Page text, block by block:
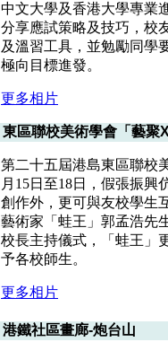
中文大學及香港大學專業
分享應試策略及技巧，校
及溫習工具，並勉勵同學
極向目標進發。
更多相片
東區聯校美術學會「藝聚
第二十五屆港島東區聯校
月15日至18日，假張振興
創作外，更可與友校學生
藝術家「蛙王」郭孟浩先
校長主持儀式，「蛙王」
予各校師生。
更多相片
港鐵社區畫廊-炮台山